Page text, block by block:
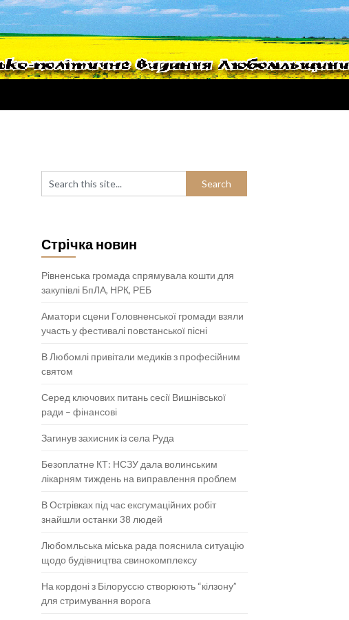
Стрічка новин
Рівненська громада спрямувала кошти для
закупівлі БпЛА, НРК, РЕБ
Аматори сцени Головненської громади взяли
участь у фестивалі повстанської пісні
В Любомлі привітали медиків з професійним
святом
Серед ключових питань сесії Вишнівської
ради – фінансові
Загинув захисник із села Руда
Безоплатне КТ: НСЗУ дала волинським
лікарням тиждень на виправлення проблем
В Острівках під час ексгумаційних робіт
знайшли останки 38 людей
Любомльська міська рада пояснила ситуацію
щодо будівництва свинокомплексу
На кордоні з Білоруссю створюють “кілзону”
для стримування ворога